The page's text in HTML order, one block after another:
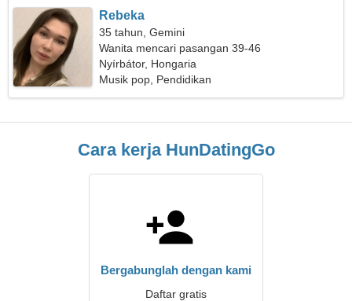
Rebeka
35 tahun, Gemini
Wanita mencari pasangan 39-46
Nyírbátor, Hongaria
Musik pop, Pendidikan
Cara kerja HunDatingGo
Bergabunglah dengan kami
Daftar gratis